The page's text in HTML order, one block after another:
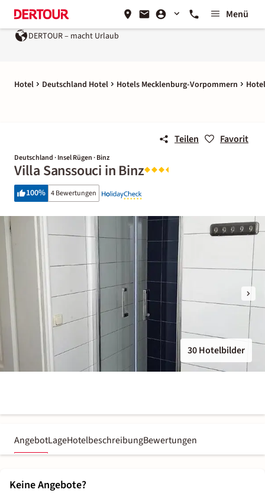
Menü
DERTOUR – macht Urlaub
Hotel Deutschland Hotel Hotels Mecklenburg-Vorpommern
Teilen Favorit
Deutschland · Insel Rügen · Binz
Villa Sanssouci in Binz
100% 4 Bewertungen
30 Hotelbilder
AngebotLageHotelbeschreibungBewertungen
Keine Angebote?